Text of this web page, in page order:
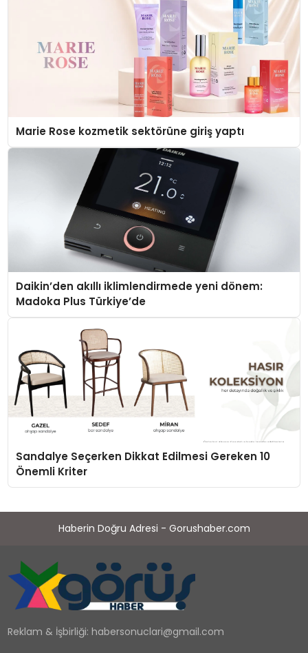
Marie Rose kozmetik sektörüne giriş yaptı
Daikin’den akıllı iklimlendirmede yeni dönem:
Madoka Plus Türkiye’de
Sandalye Seçerken Dikkat Edilmesi Gereken 10
Önemli Kriter
Haberin Doğru Adresi - Gorushaber.com
Reklam & İşbirliği:habersonuclari@gmail.com